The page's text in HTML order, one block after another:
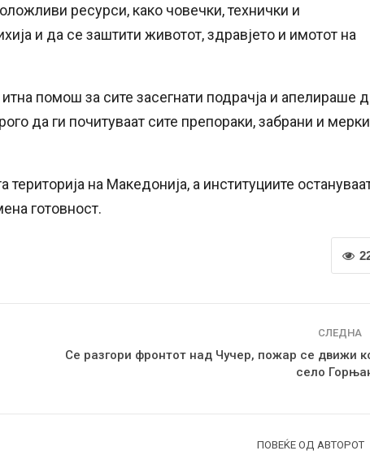
ресурси, како човечки, технички и
и да се заштити животот, здравјето и имотот на
помош за сите засегнати подрачја и апелираше
да ги почитуваат сите препораки, забрани и мерки
на Македонија, а институциите
готовност.
СЛЕДНА
Се разгори фронтот над Чучер, пожар се движи
село
ПОВЕЌЕ ОД АВТОРОТ